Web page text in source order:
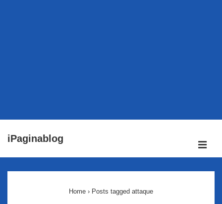
passer
iPaginablog
Home › Posts tagged attaque